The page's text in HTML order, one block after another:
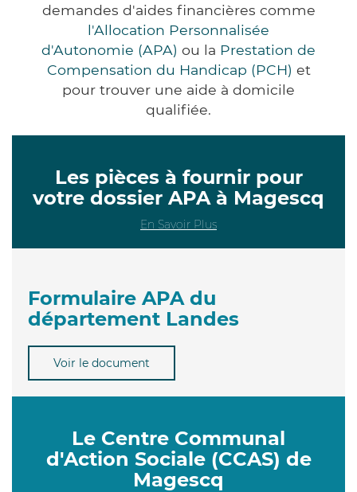
demandes d'aides financières comme
l'Allocation Personnalisée
d'Autonomie (APA) ou la Prestation de
Compensation du Handicap (PCH) et
pour trouver une aide à domicile
qualifiée.
Les pièces à fournir pour
votre dossier APA à Magescq
En Savoir Plus
Formulaire APA du
département Landes
Voir le document
Le Centre Communal
d'Action Sociale (CCAS) de
Magescq